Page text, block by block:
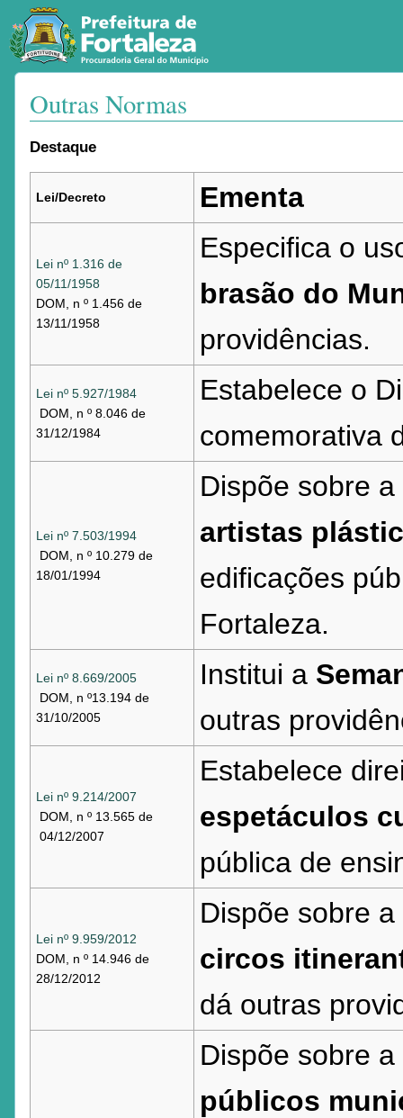
Outras Normas
Ir para:navegação,pesquisa
Destaque
Lei/Decreto Ementa
Lei nº 1.316 de
05/11/1958
DOM, n º 1.456 de
13/11/1958
Especifica o
brasão do
providências.
Lei nº 5.927/1984
DOM, n º 8.046 de
31/12/1984
Estabelece o
comemorativa
Lei nº 7.503/1994
DOM, n º 10.279 de
18/01/1994
Dispõe sobre a
artistas
edificações
Fortaleza.
Lei nº 8.669/2005
DOM, n º13.194 de
31/10/2005
Institui a
outras
Lei nº 9.214/2007
DOM, n º 13.565 de
04/12/2007
Estabelece
espetáculos
pública de
Lei nº 9.959/2012
DOM, n º 14.946 de
28/12/2012
Dispõe sobre
circos
dá outras
Dispõe sobre a
públicos